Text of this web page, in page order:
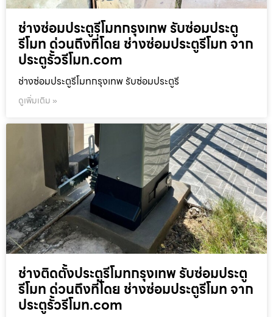
ช่างซ่อมประตูรีโมทกรุงเทพ รับซ่อมประตู
รีโมท ด่วนถึงที่โดย ช่างซ่อมประตูรีโมท จาก
ประตูรั้วรีโมท.com
ช่างซ่อมประตูรีโมทกรุงเทพ รับซ่อมประตูรี
ดูเพิ่มเติม »
ช่างติดตั้งประตูรีโมทกรุงเทพ รับซ่อมประตู
รีโมท ด่วนถึงที่โดย ช่างซ่อมประตูรีโมท จาก
ประตูรั้วรีโมท.com